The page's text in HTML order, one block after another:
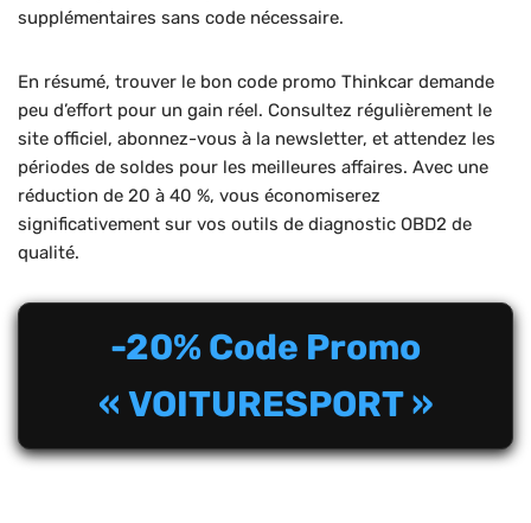
supplémentaires sans code nécessaire.
En résumé, trouver le bon code promo Thinkcar demande
peu d’effort pour un gain réel. Consultez régulièrement le
site officiel, abonnez-vous à la newsletter, et attendez les
périodes de soldes pour les meilleures affaires. Avec une
réduction de 20 à 40 %, vous économiserez
significativement sur vos outils de diagnostic OBD2 de
qualité.
-20% Code Promo
« VOITURESPORT »